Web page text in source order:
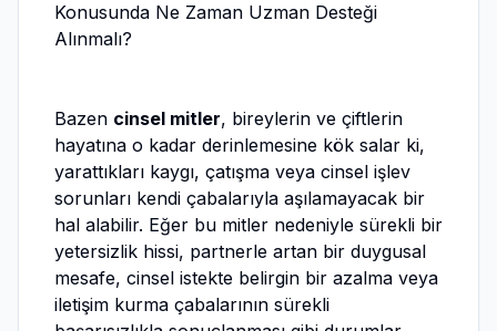
Konusunda Ne Zaman Uzman Desteği
Alınmalı?
Bazen cinsel mitler, bireylerin ve çiftlerin
hayatına o kadar derinlemesine kök salar ki,
yarattıkları kaygı, çatışma veya cinsel işlev
sorunları kendi çabalarıyla aşılamayacak bir
hal alabilir. Eğer bu mitler nedeniyle sürekli bir
yetersizlik hissi, partnerle artan bir duygusal
mesafe, cinsel istekte belirgin bir azalma veya
iletişim kurma çabalarının sürekli